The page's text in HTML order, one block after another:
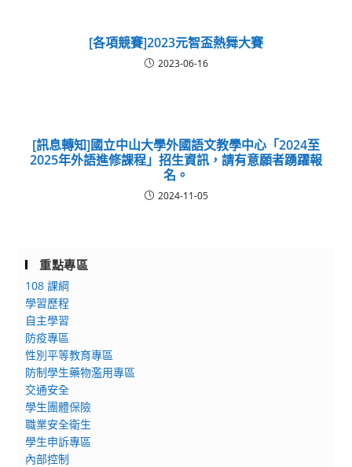
[各項競賽]2023元智盃熱舞大賽
2023-06-16
[訊息轉知]國立中山大學外國語文教學中心「2024至
2025年外語進修課程」招生資訊，請有意願者踴躍報
名。
2024-11-05
重點專區
108 課綱
學習歷程
自主學習
防疫專區
性別平等教育專區
防制學生藥物濫用專區
交通安全
學生團體保險
職業安全衛生
學生申訴專區
內部控制